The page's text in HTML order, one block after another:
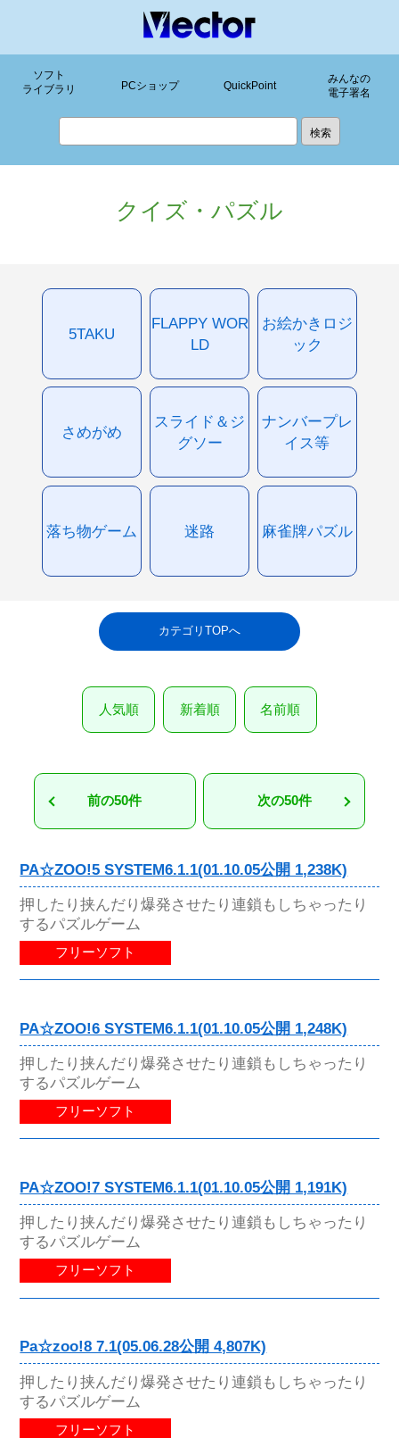
ソフト
ライブラリ
PCショップ QuickPoint
みんなの
電子署名
クイズ・パズル
5TAKU
FLAPPY WOR
LD
お絵かきロジ
ック
さめがめ
スライド＆ジ
グソー
ナンバープレ
イス等
落ち物ゲーム 迷路 麻雀牌パズル
カテゴリTOPへ
人気順 新着順 名前順
前の50件 次の50件
PA☆ZOO!5 SYSTEM6.1.1(01.10.05公開 1,238K)
押したり挟んだり爆発させたり連鎖もしちゃったり
するパズルゲーム
フリーソフト
PA☆ZOO!6 SYSTEM6.1.1(01.10.05公開 1,248K)
押したり挟んだり爆発させたり連鎖もしちゃったり
するパズルゲーム
フリーソフト
PA☆ZOO!7 SYSTEM6.1.1(01.10.05公開 1,191K)
押したり挟んだり爆発させたり連鎖もしちゃったり
するパズルゲーム
フリーソフト
Pa☆zoo!8 7.1(05.06.28公開 4,807K)
押したり挟んだり爆発させたり連鎖もしちゃったり
するパズルゲーム
フリーソフト